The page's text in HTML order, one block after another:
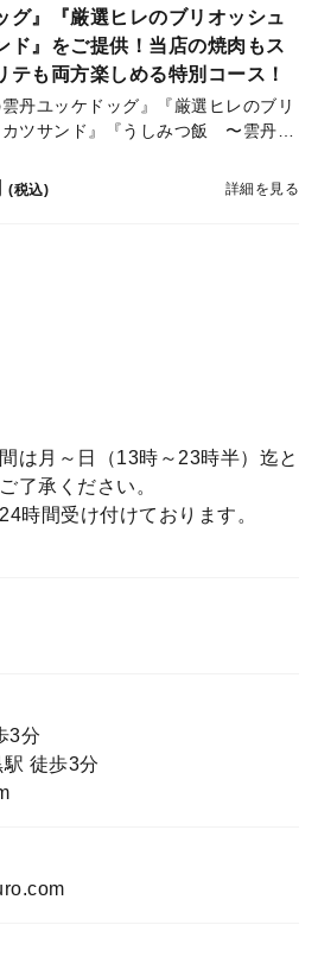
グ』『厳選ヒレのブリオッシュ
ド』をご提供！当店の焼肉もス
テも両方楽しめる特別コース！
雲丹ユッケドッグ』『厳選ヒレのブリ
ツサンド』『うしみつ飯 〜雲丹・
・和牛〜』をご提供！更に、厳選さ
種を含む、当店の焼肉もスペシャリ
(税込) 詳細を見る
は月～日（13時～23時半）迄と
了承ください。
時間受け付けております。
3分
徒歩3分